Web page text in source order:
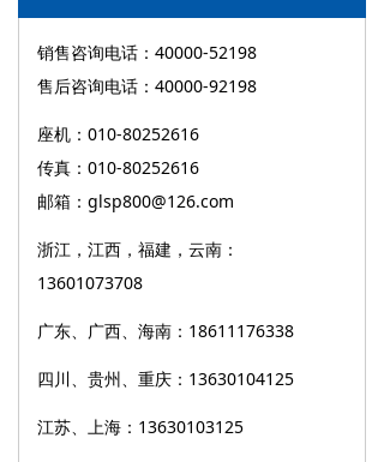
销售咨询电话：40000-52198
售后咨询电话：40000-92198
座机：010-80252616
传真：010-80252616
邮箱：glsp800@126.com
浙江，江西，福建，云南：
13601073708
广东、广西、海南：18611176338
四川、贵州、重庆：13630104125
江苏、上海：13630103125